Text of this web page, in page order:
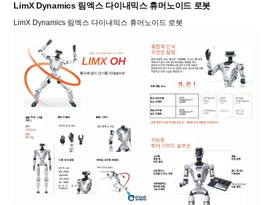
LimX Dynamics 림엑스 다이내믹스 휴머노이드 로봇
LimX Dynamics 림엑스 다이내믹스 휴머노이드 로봇